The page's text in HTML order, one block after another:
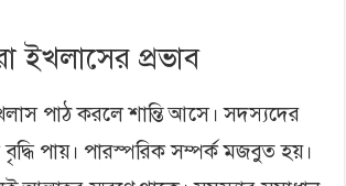
ইখলাসের প্রভাব
পাঠ করলে শান্তি আসে। সদস্যদের
পায়। পারস্পরিক সম্পর্ক মজবুত হয়।